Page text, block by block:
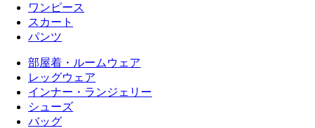
ワンピース
スカート
パンツ
部屋着・ルームウェア
レッグウェア
インナー・ランジェリー
シューズ
バッグ